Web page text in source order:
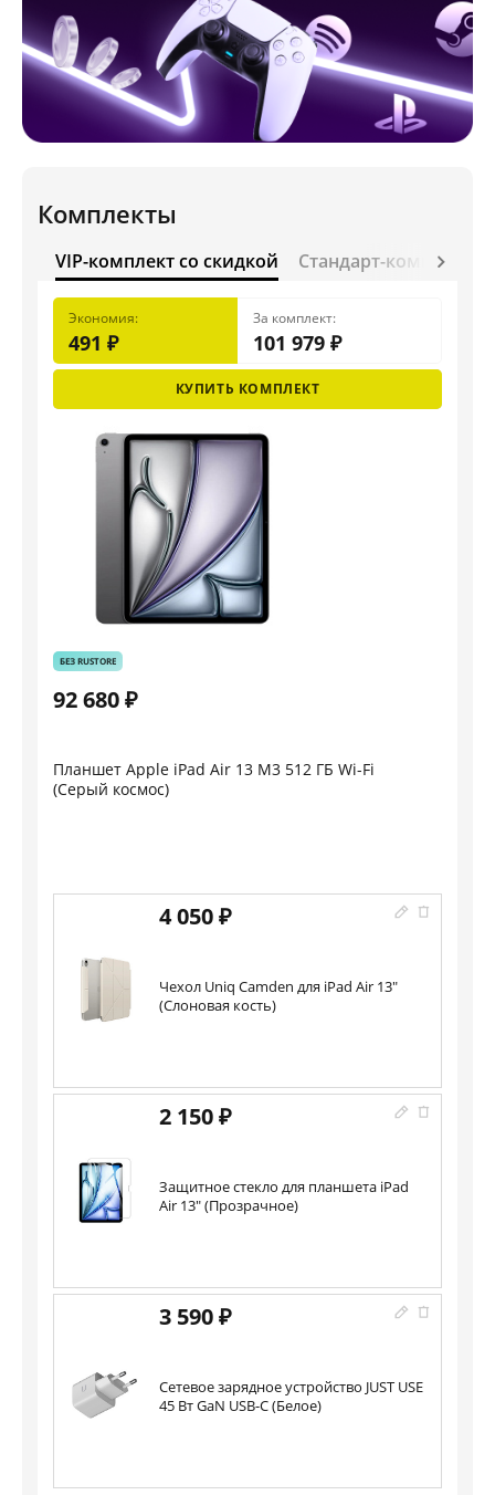
Комплекты
VIP-комплект со скидкой Стандарт-комплект
Экономия:
491 ₽
За комплект:
101 979 ₽
КУПИТЬ КОМПЛЕКТ
БЕЗ RUSTORE
92 680 ₽
Планшет Apple iPad Air 13 M3 512 ГБ Wi-Fi
(Серый космос)
4 050 ₽
Чехол Uniq Camden для iPad Air 13"
(Слоновая кость)
2 150 ₽
Защитное стекло для планшета iPad
Air 13" (Прозрачное)
3 590 ₽
Сетевое зарядное устройство JUST USE
45 Вт GaN USB-С (Белое)